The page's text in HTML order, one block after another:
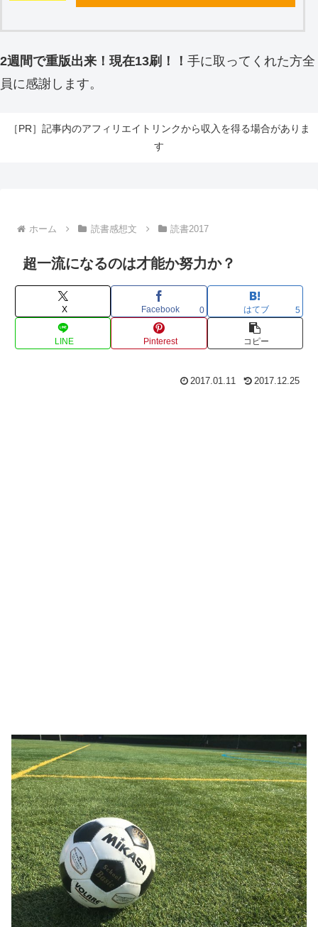
2週間で重版出来！現在13刷！！ 手に取ってくれた方全
員に感謝します。
［PR］記事内のアフィリエイトリンクから収入を得る場合がありま
す
ホーム 読書感想文 読書2017
超一流になるのは才能か努力か？
X Facebook 0 はてブ 5
LINE Pinterest コピー
2017.01.11 2017.12.25